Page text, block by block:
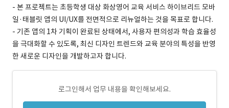
- 본 프로젝트는 초등학생 대상 화상영어 교육 서비스 하이브리드 모바
일·태블릿 앱의 UI/UX를 전면적으로 리뉴얼하는 것을 목표로 합니다.
- 기존 앱의 1차 기획이 완료된 상태에서, 사용자 편의성과 학습 효율성
을 극대화할 수 있도록, 최신 디자인 트렌드와 교육 분야의 특성을 반영
한 새로운 디자인을 개발하고자 합니다.
로그인해서 업무 내용을 확인해보세요.